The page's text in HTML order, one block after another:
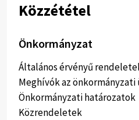
Közzététel
Önkormányzat
Általános érvényű
Meghívók az
Önkormányzati határozatok
Közrendeletek